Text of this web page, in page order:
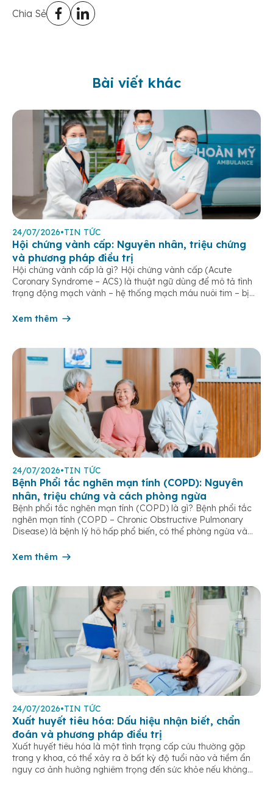
Chia Sẻ
Bài viết khác
24/07/2026•TIN TỨC
Hội chứng vành cấp: Nguyên nhân, triệu chứng
và phương pháp điều trị
Hội chứng vành cấp là gì? Hội chứng vành cấp (Acute
Coronary Syndrome – ACS) là thuật ngữ dùng để mô tả tình
trạng động mạch vành – hệ thống mạch máu nuôi tim – bị
đến cơ tim giảm hoặc ngừng đột ngột. […]
Xem thêm
24/07/2026•TIN TỨC
Bệnh Phổi tắc nghẽn mạn tính (COPD): Nguyên
nhân, triệu chứng và cách phòng ngừa
Bệnh phổi tắc nghẽn mạn tính (COPD) là gì? Bệnh phổi tắc
nghẽn mạn tính (COPD – Chronic Obstructive Pulmonary
Disease) là bệnh lý hô hấp phổ biến, có thể phòng ngừa và
chứng hô hấp mạn tính như khó thở, ho […]
Xem thêm
24/07/2026•TIN TỨC
Xuất huyết tiêu hóa: Dấu hiệu nhận biết, chẩn
đoán và phương pháp điều trị
Xuất huyết tiêu hóa là một tình trạng cấp cứu thường gặp
trong y khoa, có thể xảy ra ở bất kỳ độ tuổi nào và tiềm ẩn
nguy cơ ảnh hưởng nghiêm trọng đến sức khỏe nếu không